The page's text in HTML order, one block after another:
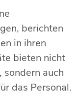
berichten
in ihren
bieten nicht
auch
das Personal.